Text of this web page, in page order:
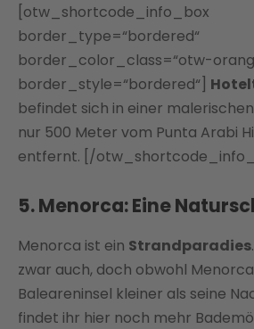
[otw_shortcode_info_box
border_type=“bordered“
border_color_class=“otw-
border_style=“bordered“]
befindet sich in einer
nur 500 Meter vom Punta Arabi
entfernt. [/
5. Menorca: Eine
Menorca ist ein Strandparadies
zwar auch, doch obwohl
Baleareninsel kleiner als seine
findet ihr hier noch mehr